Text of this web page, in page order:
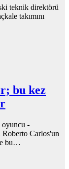
teknik direktörü
takımını
bu kez
oyuncu -
Carlos'un
bu…